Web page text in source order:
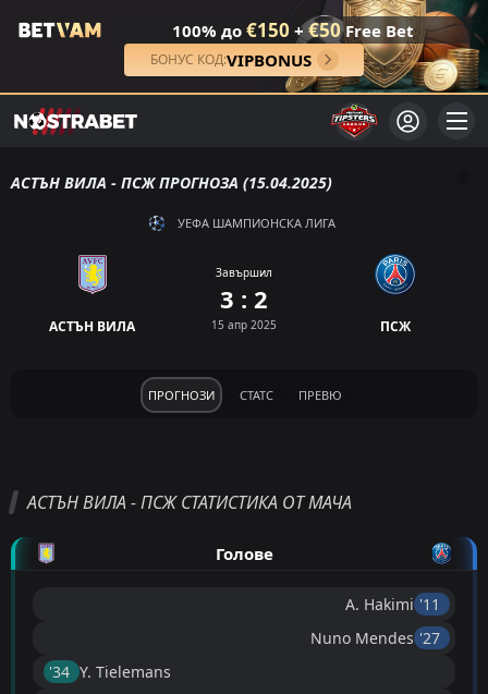
100% до €150 + €50Free Bet
БОНУС КОД:VIPBONUS
АСТЪН ВИЛА - ПСЖ ПРОГНОЗА (15.04.2025)
УЕФА ШАМПИОНСКА ЛИГА
АСТЪН ВИЛА
Завършил
3 : 2
15 апр 2025 ПСЖ
ПРОГНОЗИ СТАТС ПРЕВЮ
АСТЪН ВИЛА - ПСЖ СТАТИСТИКА ОТ МАЧА
Голове
A. Hakimi '11 ︎
Nuno Mendes '27 ︎
'34 ︎ Y. Tielemans